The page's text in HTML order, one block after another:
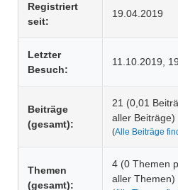
Registriert
seit:
19.04.2019
Letzter
Besuch:
11.10.2019,
Beiträge
(gesamt):
21 (0,01
aller Beiträge)
(Alle Beiträge
Themen
(gesamt):
4 (0 Themen
aller Themen)